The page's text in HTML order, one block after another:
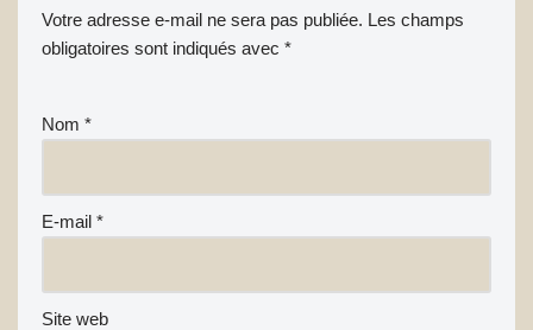
Votre adresse e-mail ne sera pas publiée. Les champs
obligatoires sont indiqués avec *
Nom *
E-mail *
Site web